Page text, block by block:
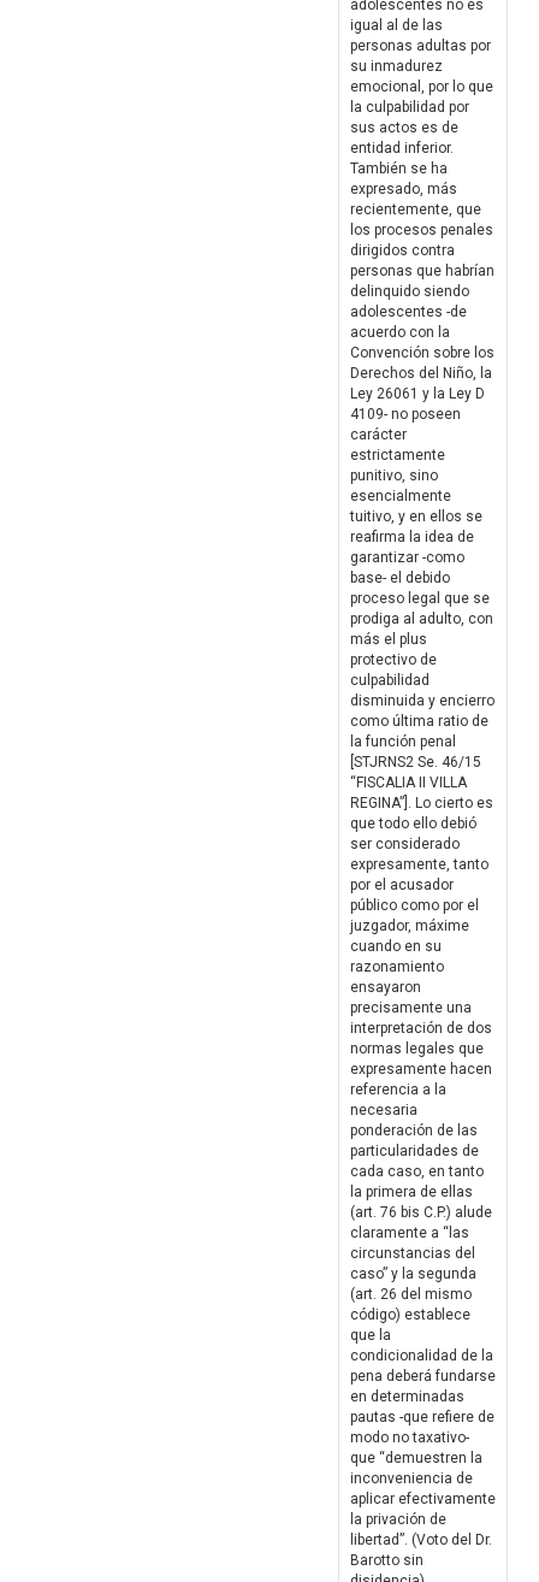
adolescentes no es
igual al de las
personas adultas por
su inmadurez
emocional, por lo que
la culpabilidad por
sus actos es de
entidad inferior.
También se ha
expresado, más
recientemente, que
los procesos penales
dirigidos contra
personas que habrían
delinquido siendo
adolescentes -de
acuerdo con la
Convención sobre los
Derechos del Niño, la
Ley 26061 y la Ley D
4109- no poseen
carácter
estrictamente
punitivo, sino
esencialmente
tuitivo, y en ellos se
reafirma la idea de
garantizar -como
base- el debido
proceso legal que se
prodiga al adulto, con
más el plus
protectivo de
culpabilidad
disminuida y encierro
como última ratio de
la función penal
[STJRNS2 Se. 46/15
“FISCALIA II VILLA
REGINA”]. Lo cierto es
que todo ello debió
ser considerado
expresamente, tanto
por el acusador
público como por el
juzgador, máxime
cuando en su
razonamiento
ensayaron
precisamente una
interpretación de dos
normas legales que
expresamente hacen
referencia a la
necesaria
ponderación de las
particularidades de
cada caso, en tanto
la primera de ellas
(art. 76 bis C.P.) alude
claramente a “las
circunstancias del
caso” y la segunda
(art. 26 del mismo
código) establece
que la
condicionalidad de la
pena deberá fundarse
en determinadas
pautas -que refiere de
modo no taxativo-
que “demuestren la
inconveniencia de
aplicar efectivamente
la privación de
libertad”. (Voto del Dr.
Barotto sin